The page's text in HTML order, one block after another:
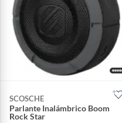
SCOSCHE
Parlante Inalámbrico Boom
Rock Star